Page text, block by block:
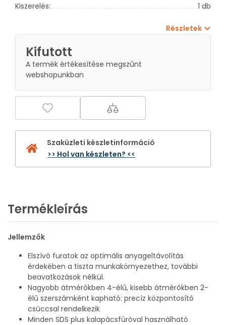
Kiszerelés:
1 db
Részletek
Kifutott
A termék értékesítése megszűnt
webshopunkban
Szaküzleti készletinformáció
>> Hol van készleten? <<
Termékleírás
Jellemzők
Elszívó furatok az optimális anyageltávolítás
érdekében a tiszta munkakörnyezethez, további
beavatkozások nélkül.
Nagyobb átmérőkben 4-élű, kisebb átmérőkben 2-
élű szerszámként kapható: precíz központosító
csúccsal rendelkezik
Minden SDS plus kalapácsfúróval használható